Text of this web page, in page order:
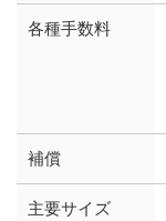
各種手数料
補償
主要サイズ